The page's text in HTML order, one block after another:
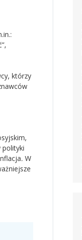
którzy
polityki
. W